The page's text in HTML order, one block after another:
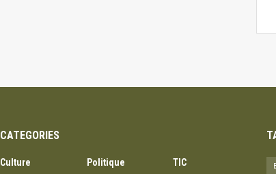
CATEGORIES
Culture
Politique
TIC